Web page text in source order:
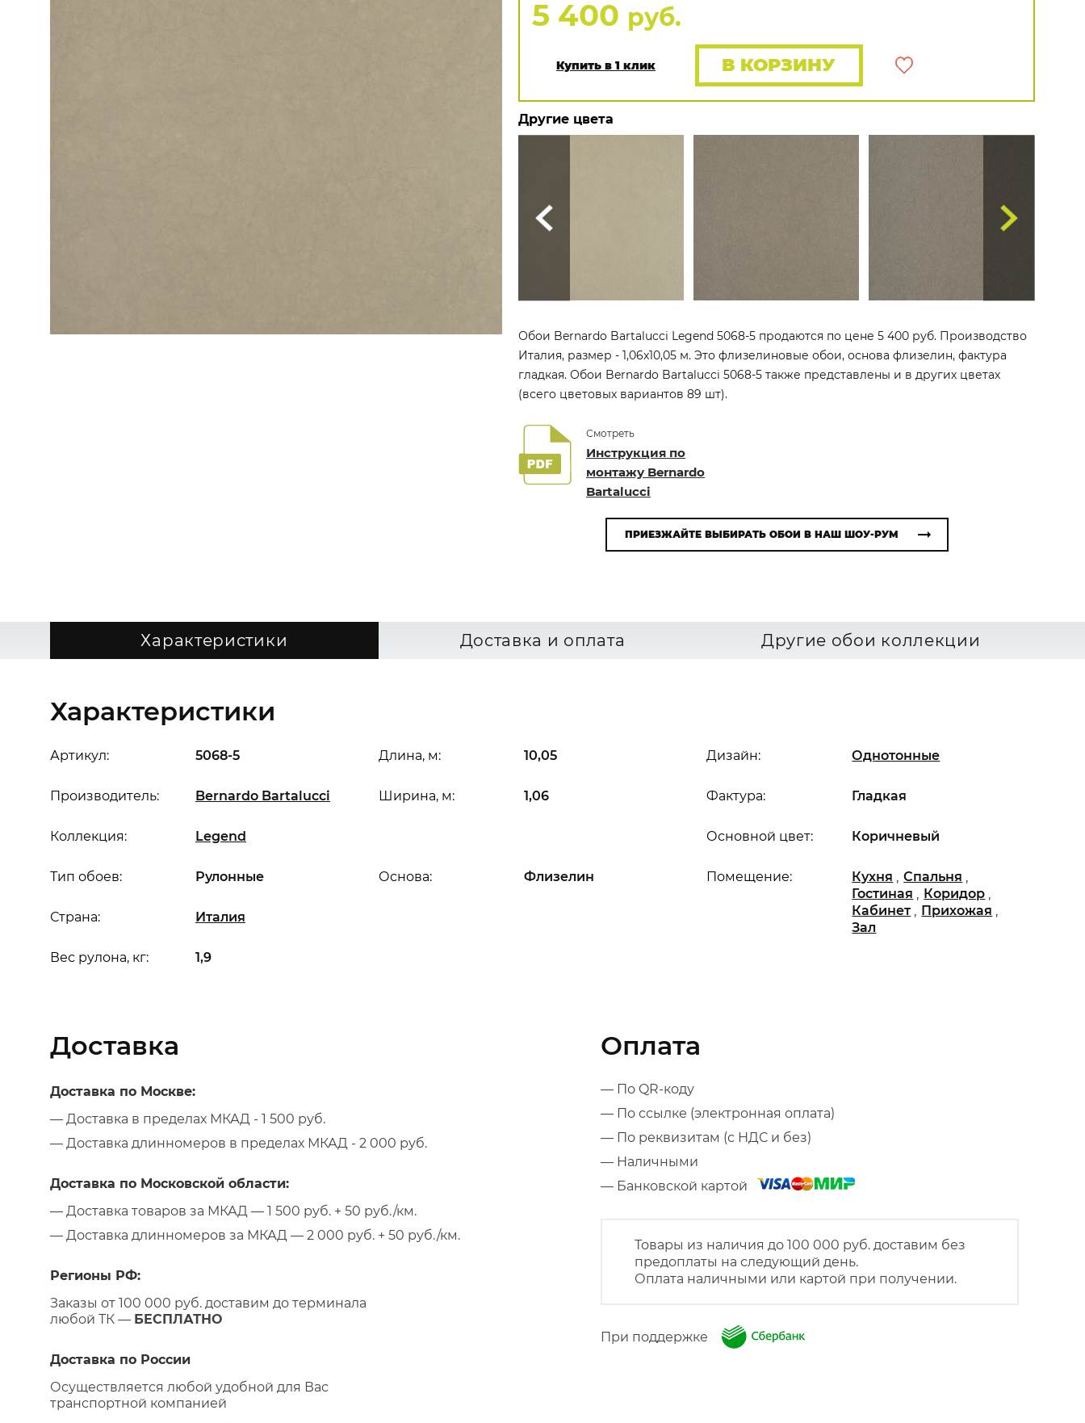
ПОКАЗАТЬ ВСЕ ОБОИ
5 400 руб.
Купить в 1 клик В КОРЗИНУ
Другие цвета
Обои Bernardo Bartalucci Legend 5068-5 продаются по цене 5 400 руб. Производство
Италия, размер - 1,06x10,05 м. Это флизелиновые обои, основа флизелин, фактура
гладкая. Обои Bernardo Bartalucci 5068-5 также представлены и в других цветах
(всего цветовых вариантов 89 шт).
Смотреть
Инструкция по
монтажу Bernardo
Bartalucci
ПРИЕЗЖАЙТЕ ВЫБИРАТЬ ОБОИ В НАШ ШОУ-РУМ
Характеристики Доставка и оплата Другие обои коллекции
Характеристики
Артикул: 5068-5
Производитель: Bernardo Bartalucci
Коллекция: Legend
Длина, м: 10,05
Ширина, м: 1,06
Вес рулона, кг: 1,9
Основной цвет: Коричневый
Дизайн: Однотонные
Основа: Флизелин Помещение: Кухня ,Спальня ,
Гостиная , Коридор ,
Кабинет , Прихожая ,
Зал
Страна: Италия
Тип обоев: Рулонные
Фактура: Гладкая
Доставка
Доставка по Москве:
— Доставка в пределах МКАД - 1 500 руб.
— Доставка длинномеров в пределах МКАД - 2 000 руб.
Доставка по Московской области:
— Доставка товаров за МКАД — 1 500 руб. + 50 руб./км.
— Доставка длинномеров за МКАД — 2 000 руб. + 50 руб./км.
Регионы РФ:
Заказы от 100 000 руб. доставим до терминала
любой ТК — БЕСПЛАТНО
Доставка по России
Осуществляется любой удобной для Вас
транспортной компанией
Оплата
— По QR-коду
— По ссылке (электронная оплата)
— По реквизитам (с НДС и без)
— Наличными
— Банковской картой
Товары из наличия до 100 000 руб. доставим без
предоплаты на следующий день.
Оплата наличными или картой при получении.
При поддержке